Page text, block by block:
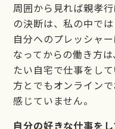
周囲から見れば親孝
の決断は、私の中で
自分へのプレッシャ
なってからの働き方
たい自宅で仕事をし
方とでもオンライン
感じていません。
自分の好きな仕事を